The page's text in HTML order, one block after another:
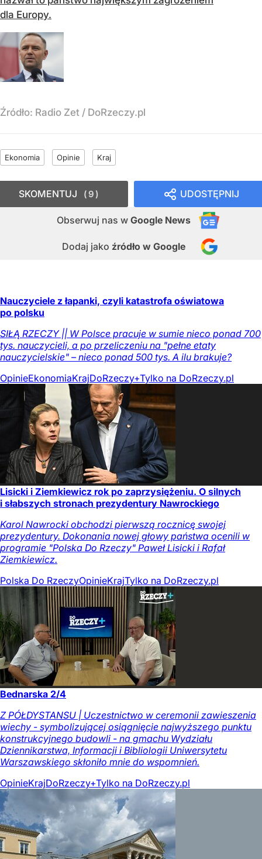
dla Europy.
Źródło: Radio Zet / DoRzeczy.pl
Ekonomia Opinie Kraj
UDOSTĘPNIJ
Obserwuj nas w Google News
Dodaj jako źródło w Google
SKOMENTUJ 9
Nauczyciele z łapanki, czyli katastrofa oświatowa
po polsku
SIŁĄ RZECZY || W Polsce pracuje w sumie nieco ponad 700
tys. nauczycieli, a po przeliczeniu na "pełne etaty
nauczycielskie" – nieco ponad 500 tys. A ilu brakuje?
OpinieEkonomiaKrajDoRzeczy+Tylko na DoRzeczy.pl
Lisicki i Ziemkiewicz rok po zaprzysiężeniu. O silnych
i słabszych stronach prezydentury Nawrockiego
Karol Nawrocki obchodzi pierwszą rocznicę swojej
prezydentury. Dokonania nowej głowy państwa ocenili w
programie "Polska Do Rzeczy" Paweł Lisicki i Rafał
Ziemkiewicz.
Polska Do RzeczyOpinieKrajTylko na DoRzeczy.pl
Bednarska 2/4
Z PÓŁDYSTANSU | Uczestnictwo w ceremonii zawieszenia
wiechy - symbolizującej osiągnięcie najwyższego punktu
konstrukcyjnego budowli - na gmachu Wydziału
Dziennikarstwa, Informacji i Bibliologii Uniwersytetu
Warszawskiego skłoniło mnie do wspomnień.
OpinieKrajDoRzeczy+Tylko na DoRzeczy.pl